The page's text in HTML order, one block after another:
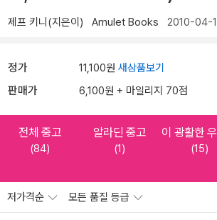
제프 키니(지은이) Amulet Books 2010-04-
정가 11,100원 새상품보기
판매가 6,100원 + 마일리지 70점
전체 중고
(84)
알라딘 중고
(1)
이 광활한
(15)
저가격순 모든 품질 등급